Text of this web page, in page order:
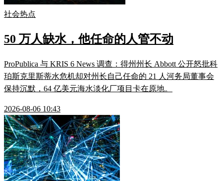
社会热点
50 万人缺水，他任命的人管不动
ProPublica 与 KRIS 6 News 调查：得州州长 Abbott 公开怒批科
珀斯克里斯蒂水危机却对州长自己任命的 21 人河务局董事会
保持沉默，64 亿美元海水淡化厂项目卡在原地。
2026-08-06 10:43